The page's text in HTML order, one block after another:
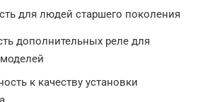
для людей старшего поколения
дополнительных реле для
к качеству установки